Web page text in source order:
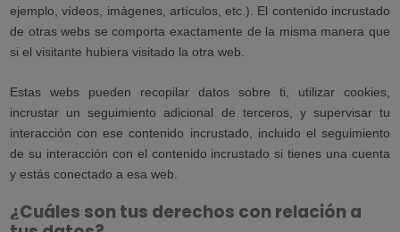
ejemplo, vídeos, imágenes, artículos, etc.). El contenido incrustado
de otras webs se comporta exactamente de la misma manera que
si el visitante hubiera visitado la otra web.
Estas webs pueden recopilar datos sobre ti, utilizar cookies,
incrustar un seguimiento adicional de terceros, y supervisar tu
interacción con ese contenido incrustado, incluido el seguimiento
de su interacción con el contenido incrustado si tienes una cuenta
y estás conectado a esa web.
¿Cuáles son tus derechos con relación a